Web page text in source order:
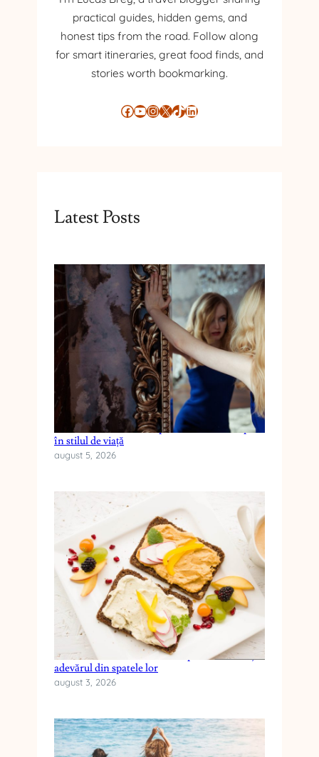
practical guides, hidden gems, and
honest tips from the road. Follow along
for smart itineraries, great food finds, and
stories worth bookmarking.
Facebook YouTube InstagramX TikTok LinkedIn
Latest Posts
Cum reduci anxietatea prin schimbări simple
în stilul de viață
august 5, 2026
Cele mai frecvente mituri despre dieta keto și
adevărul din spatele lor
august 3, 2026